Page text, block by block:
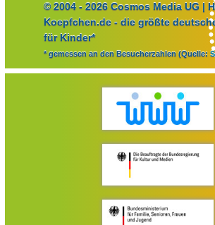
© 2004 - 2026 Cosmos Media UG |
Koepfchen.de - die größte
für Kinder*
* gemessen an den Besucherzahlen (Quelle: